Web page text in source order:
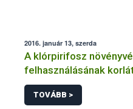
2016. január 13, szerda
A klórpirifosz
felhasználásának
TOVÁBB >